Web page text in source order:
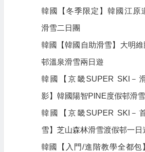
韓國【冬季限定】韓國江原
滑雪二日團
韓國【韓國自助滑雪】大明
邨溫泉滑雪兩日遊
韓國【京畿SUPER SKI－
影】韓國陽智PINE度假邨滑
韓國【京畿SUPER SKI－
雪】芝山森林滑雪渡假邨一日
韓國【入門/進階教學全都包